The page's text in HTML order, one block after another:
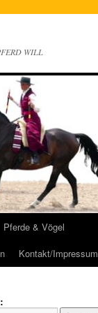
WILL
Pferde & Vögel
Kontakt/Impressum